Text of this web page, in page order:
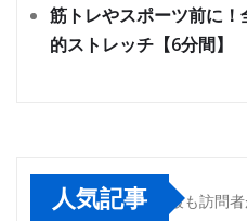
筋トレやスポーツ前に
的ストレッチ【6分間】
人気記事 最も訪問